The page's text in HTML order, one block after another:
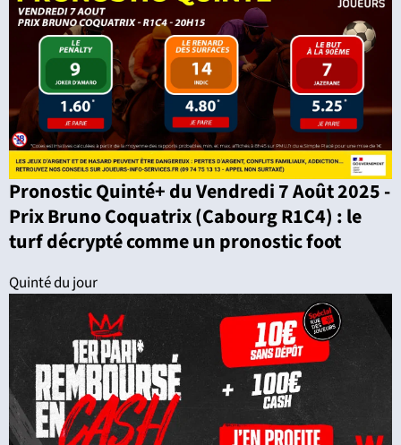
Pronostic Quinté+ du Vendredi 7 Août 2025 -
Prix Bruno Coquatrix (Cabourg R1C4) : le
turf décrypté comme un pronostic foot
Quinté du jour